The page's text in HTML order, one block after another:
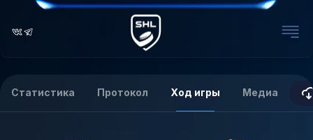
Статистика Протокол Ход игры Медиа